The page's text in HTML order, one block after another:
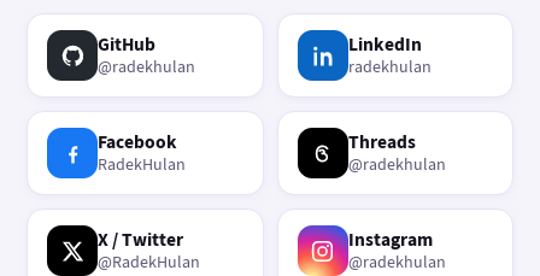
GitHub
@radekhulan
LinkedIn
radekhulan
Facebook
RadekHulan
Threads
@radekhulan
X / Twitter
@RadekHulan
Instagram
@radekhulan